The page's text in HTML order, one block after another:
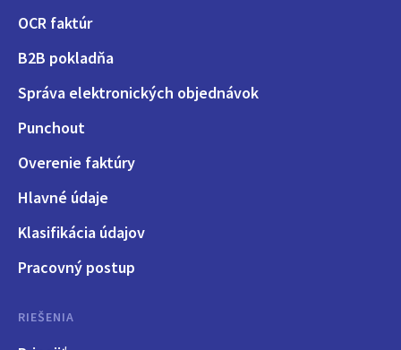
OCR faktúr
B2B pokladňa
Správa elektronických objednávok
Punchout
Overenie faktúry
Hlavné údaje
Klasifikácia údajov
Pracovný postup
RIEŠENIA